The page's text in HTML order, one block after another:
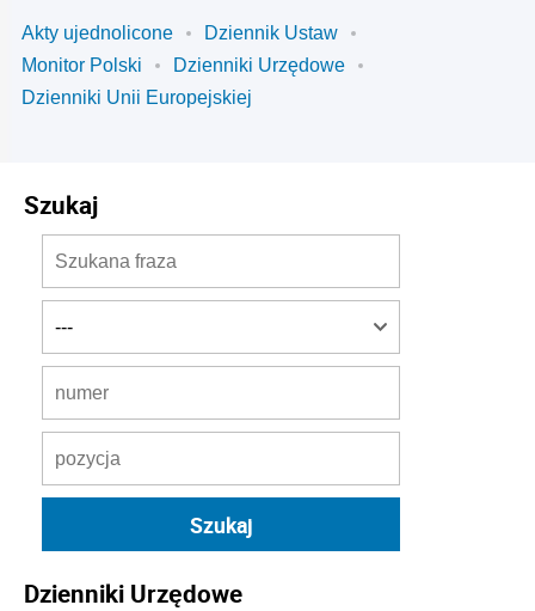
Akty ujednolicone
Dziennik Ustaw
Monitor Polski
Dzienniki Urzędowe
Dzienniki Unii Europejskiej
Szukaj
Dzienniki Urzędowe